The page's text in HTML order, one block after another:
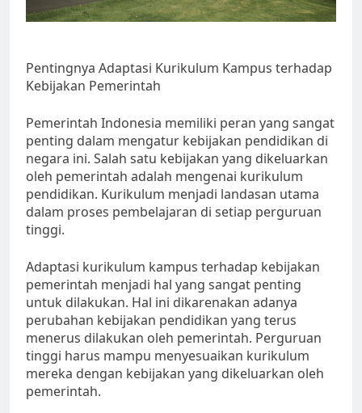
Pentingnya Adaptasi Kurikulum Kampus terhadap
Kebijakan Pemerintah
Pemerintah Indonesia memiliki peran yang sangat
penting dalam mengatur kebijakan pendidikan di
negara ini. Salah satu kebijakan yang dikeluarkan
oleh pemerintah adalah mengenai kurikulum
pendidikan. Kurikulum menjadi landasan utama
dalam proses pembelajaran di setiap perguruan
tinggi.
Adaptasi kurikulum kampus terhadap kebijakan
pemerintah menjadi hal yang sangat penting
untuk dilakukan. Hal ini dikarenakan adanya
perubahan kebijakan pendidikan yang terus
menerus dilakukan oleh pemerintah. Perguruan
tinggi harus mampu menyesuaikan kurikulum
mereka dengan kebijakan yang dikeluarkan oleh
pemerintah.